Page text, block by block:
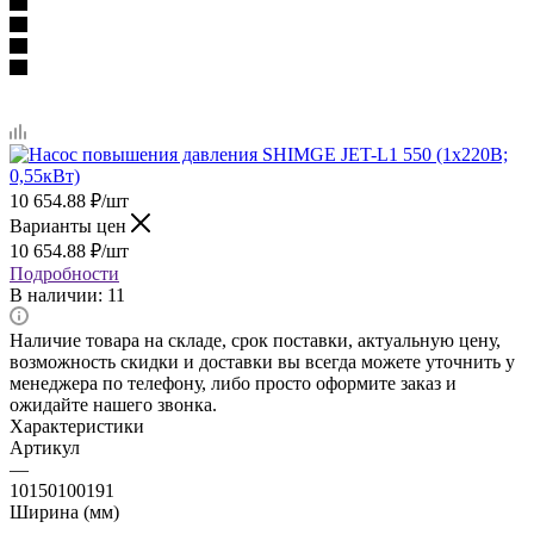
10 654.88 ₽/шт
Варианты цен
10 654.88 ₽/шт
Подробности
В наличии: 11
Наличие товара на складе, срок поставки, актуальную цену,
возможность скидки и доставки вы всегда можете уточнить у
менеджера по телефону, либо просто оформите заказ и
ожидайте нашего звонка.
Характеристики
Артикул
—
10150100191
Ширина (мм)